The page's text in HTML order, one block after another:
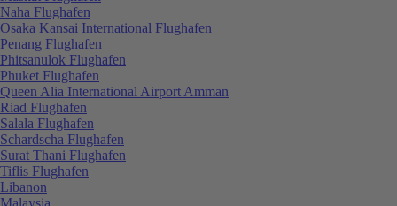
Naha Flughafen
Osaka Kansai International Flughafen
Penang Flughafen
Phitsanulok Flughafen
Phuket Flughafen
Queen Alia International Airport Amman
Riad Flughafen
Salala Flughafen
Schardscha Flughafen
Surat Thani Flughafen
Tiflis Flughafen
Libanon
Malaysia